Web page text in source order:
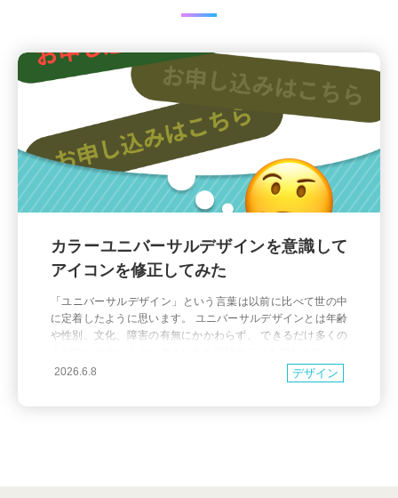
カラーユニバーサルデザインを意識して
アイコンを修正してみた
「ユニバーサルデザイン」という言葉は以前に比べて世の中
に定着したように思います。 ユニバーサルデザインとは年齢
や性別、文化、障害の有無にかかわらず、 できるだけ多くの
く「バリアフリー」と混同されがちですが、少し意味が違い
ます。 バリアフリーは、主に高齢の方や障害のある方など、
2026.6.8 デザイン